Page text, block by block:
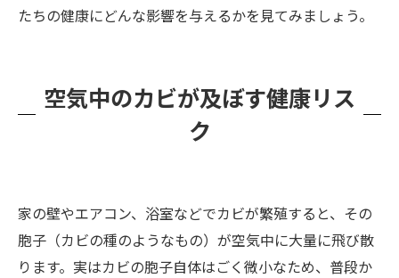
たちの健康にどんな影響を与えるかを見てみましょう。
空気中のカビが及ぼす健康リス
ク
家の壁やエアコン、浴室などでカビが繁殖すると、その
胞子（カビの種のようなもの）が空気中に大量に飛び散
ります。実はカビの胞子自体はごく微小なため、普段か